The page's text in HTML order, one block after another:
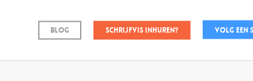
Blog Schrijfvis inhuren? Volg een